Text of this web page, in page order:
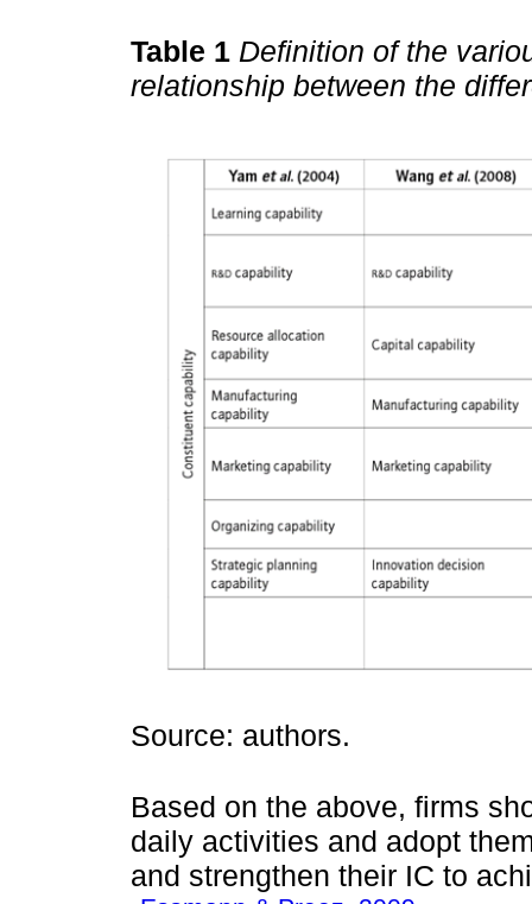
Table 1 Definition of the
relationship between the
Source: authors.
Based on the above, firms
daily activities and adopt
and strengthen their IC to